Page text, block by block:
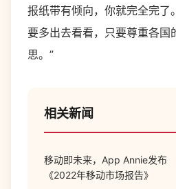
报纸带有倾向，你就完全完了
要多出去看看，只要尊重各国
思。”
相关新闻
移动即未来，App Annie发布
《2022年移动市场报告》